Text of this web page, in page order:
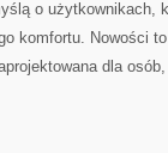
o użytkownikach,
komfortu. Nowości
dla